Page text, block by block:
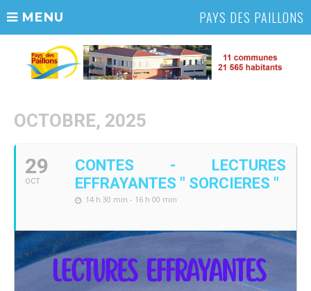
MENU PAYS DES PAILLONS
OCTOBRE, 2025
29
OCT
CONTES - LECTURES
EFFRAYANTES " SORCIERES "
14 h 30 min - 16 h 00 min